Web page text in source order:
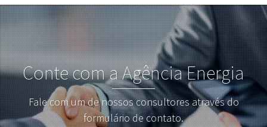
Conte com a Agência Energia
Fale com um de nossos consultores através do
formulário de contato.